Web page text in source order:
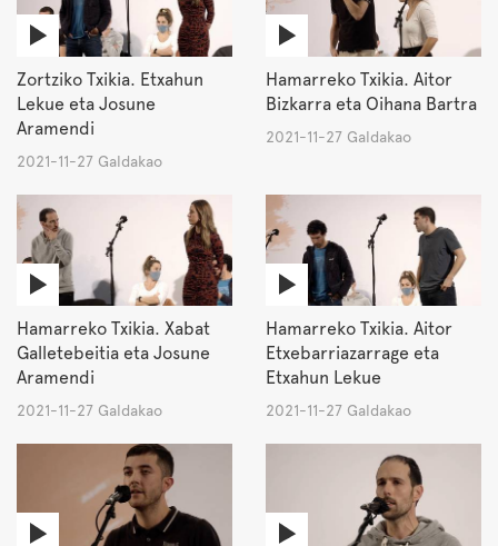
Zortziko Txikia. Etxahun
Lekue eta Josune
Aramendi
2021-11-27 Galdakao
Hamarreko Txikia. Aitor
Bizkarra eta Oihana Bartra
2021-11-27 Galdakao
Hamarreko Txikia. Xabat
Galletebeitia eta Josune
Aramendi
2021-11-27 Galdakao
Hamarreko Txikia. Aitor
Etxebarriazarrage eta
Etxahun Lekue
2021-11-27 Galdakao